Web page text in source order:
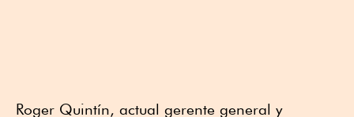
Roger Quintín, actual gerente general y